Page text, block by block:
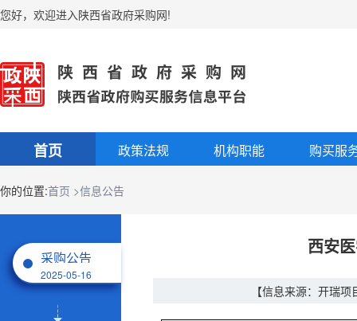
您好， 欢迎进入陕西省政府采购网!
首页 政策法规 机构职能 购买服
你的位置:首页 >信息公告
采购公告
2025-05-16
西安
【信息来源：开瑞